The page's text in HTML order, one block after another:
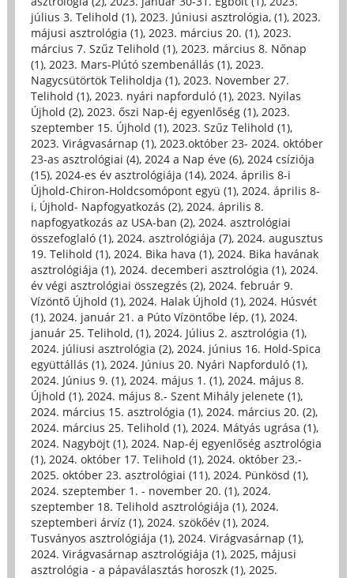
július 3. Telihold (1), 2023. Júniusi asztrológia, (1), 2023.
májusi asztrológia (1), 2023. március 20. (1), 2023.
március 7. Szűz Telihold (1), 2023. március 8. Nőnap
(1), 2023. Mars-Plútó szembenállás (1), 2023.
Nagycsütörtök Teliholdja (1), 2023. November 27.
Telihold (1), 2023. nyári napforduló (1), 2023. Nyilas
Újhold (2), 2023. őszi Nap-éj egyenlőség (1), 2023.
szeptember 15. Újhold (1), 2023. Szűz Telihold (1),
2023. Virágvasárnap (1), 2023.október 23- 2024. október
23-as asztrológiai (4), 2024 a Nap éve (6), 2024 csíziója
(15), 2024-es év asztrológiája (14), 2024. április 8-i
Újhold-Chiron-Holdcsomópont együ (1), 2024. április 8-
i, Újhold- Napfogyatkozás (2), 2024. április 8.
napfogyatkozás az USA-ban (2), 2024. asztrológiai
összefoglaló (1), 2024. asztrológiája (7), 2024. augusztus
19. Telihold (1), 2024. Bika hava (1), 2024. Bika havának
asztrológiája (1), 2024. decemberi asztrológia (1), 2024.
év végi asztrológiai összegzés (2), 2024. február 9.
Vízöntő Újhold (1), 2024. Halak Újhold (1), 2024. Húsvét
(1), 2024. január 21. a Púto Vízöntőbe lép, (1), 2024.
január 25. Telihold, (1), 2024. Július 2. asztrológia (1),
2024. júliusi asztrológia (2), 2024. június 16. Hold-Spica
együttállás (1), 2024. Június 20. Nyári Napforduló (1),
2024. Június 9. (1), 2024. május 1. (1), 2024. május 8.
Újhold (1), 2024. május 8.- Szent Mihály jelenete (1),
2024. március 15. asztrológia (1), 2024. március 20. (2),
2024. március 25. Telihold (1), 2024. Mátyás ugrása (1),
2024. Nagyböjt (1), 2024. Nap-éj egyenlőség asztrológia
(1), 2024. október 17. Telihold (1), 2024. október 23.-
2025. október 23. asztrológiai (11), 2024. Pünkösd (1),
2024. szeptember 1. - november 20. (1), 2024.
szeptember 18. Telihold asztrológiája (1), 2024.
szeptemberi árvíz (1), 2024. szökőév (1), 2024.
Tusványos asztrológiája (1), 2024. Virágvasárnap (1),
2024. Virágvasárnap asztrológiája (1), 2025, májusi
asztrológia - a pápaválasztás horoszk (1), 2025.